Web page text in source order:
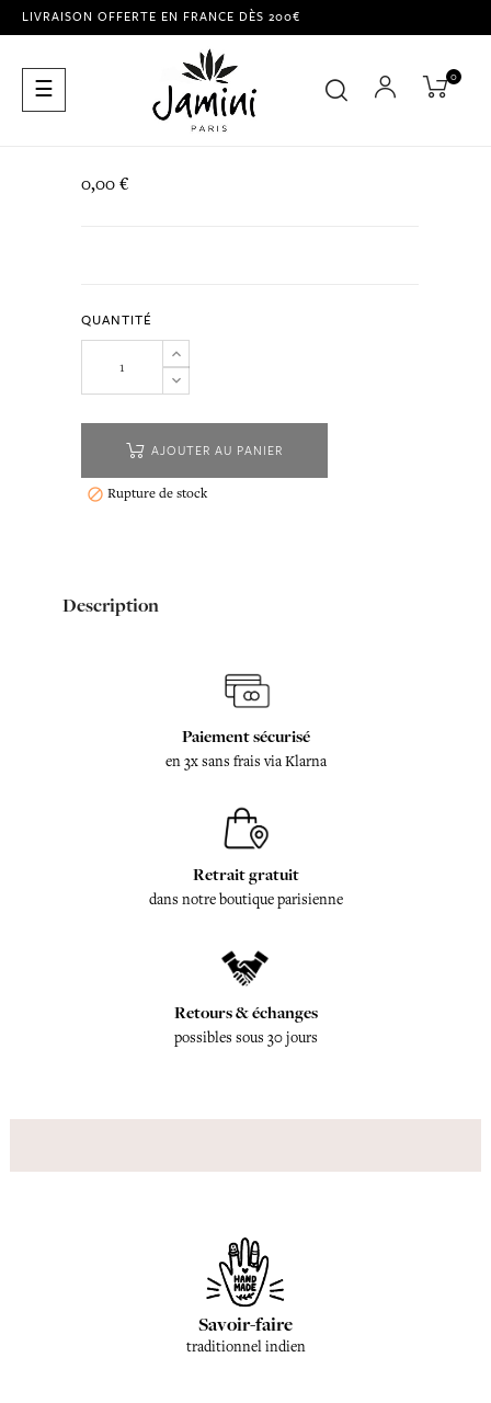
LIVRAISON OFFERTE EN FRANCE DÈS 200€
Basculer
la
☰ 0
0,00 €
QUANTITÉ
AJOUTER AU PANIER
 Rupture de stock
Description
Paiement sécurisé
en 3x sans frais via Klarna
Retrait gratuit
dans notre boutique parisienne
Retours & échanges
possibles sous 30 jours
Savoir-faire
traditionnel indien